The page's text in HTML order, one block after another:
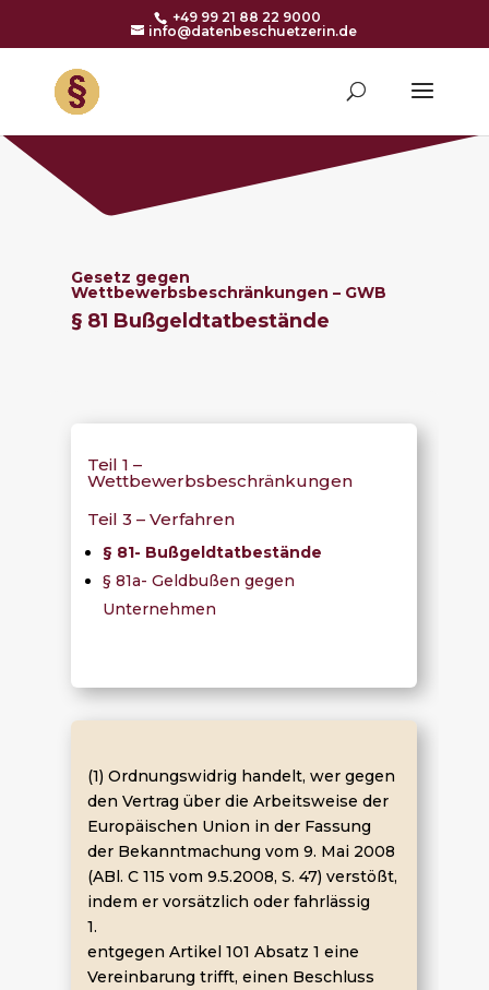
+49 99 21 88 22 9000
info@datenbeschuetzerin.de
Gesetz gegen
Wettbewerbsbeschränkungen – GWB
§ 81 Bußgeldtatbestände
Teil 1 –
Wettbewerbsbeschränkungen
Teil 3 – Verfahren
§ 81- Bußgeldtatbestände
§ 81a- Geldbußen gegen
Unternehmen
(1) Ordnungswidrig handelt, wer gegen
den Vertrag über die Arbeitsweise der
Europäischen Union in der Fassung
der Bekanntmachung vom 9. Mai 2008
(ABl. C 115 vom 9.5.2008, S. 47) verstößt,
indem er vorsätzlich oder fahrlässig
1.
entgegen Artikel 101 Absatz 1 eine
Vereinbarung trifft, einen Beschluss